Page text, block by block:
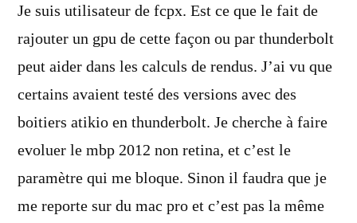
Je suis utilisateur de fcpx. Est ce que le fait de
rajouter un gpu de cette façon ou par thunderbolt
peut aider dans les calculs de rendus. J’ai vu que
certains avaient testé des versions avec des
boitiers atikio en thunderbolt. Je cherche à faire
evoluer le mbp 2012 non retina, et c’est le
paramètre qui me bloque. Sinon il faudra que je
me reporte sur du mac pro et c’est pas la même